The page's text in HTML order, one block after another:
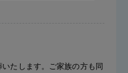
たします。ご家族の方も同